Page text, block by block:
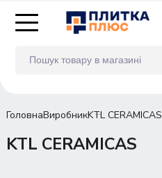
ГоловнаВиробникKTL CERAMICAS
KTL CERAMICAS